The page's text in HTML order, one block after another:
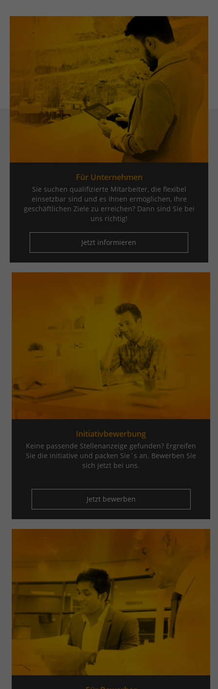
Für Unternehmen
Sie suchen qualifizierte Mitarbeiter, die flexibel
einsetzbar sind und es Ihnen ermöglichen, Ihre
geschäftlichen Ziele zu erreichen? Dann sind Sie bei
uns richtig!
Jetzt informieren
Initiativbewerbung
Keine passende Stellenanzeige gefunden? Ergreifen
Sie die Initiative und packen Sie´s an. Bewerben Sie
sich jetzt bei uns.
Jetzt bewerben
Marketing Cookies (1)
Marketing-Cookies werden von Drittanbietern oder
Publishern verwendet, um personalisierte Werbung
anzuzeigen. Sie tun dies, indem sie Besucher über
Cookie-Informationen anzeigen
Datenschutzerklärung